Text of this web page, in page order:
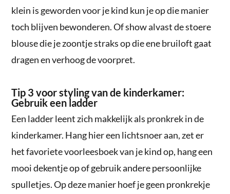
klein is geworden voor je kind kun je op die manier
toch blijven bewonderen. Of show alvast de stoere
blouse die je zoontje straks op die ene bruiloft gaat
dragen en verhoog de voorpret.
Tip 3 voor styling van de kinderkamer:
Gebruik een ladder
Een ladder leent zich makkelijk als pronkrek in de
kinderkamer. Hang hier een lichtsnoer aan, zet er
het favoriete voorleesboek van je kind op, hang een
mooi dekentje op of gebruik andere persoonlijke
spulletjes. Op deze manier hoef je geen pronkrekje